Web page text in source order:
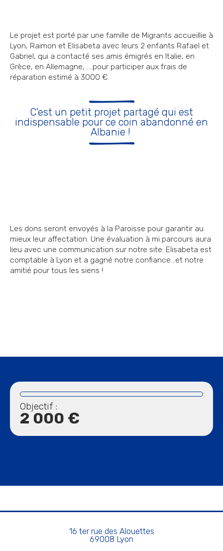
Objectif :
2 000 €
Le projet est porté par une famille de Migrants accueillie à
Lyon, Raimon et Elisabeta avec leurs 2 enfants Rafael et
Gabriel, qui a contacté ses amis émigrés en Italie, en
Grèce, en Allemagne, ....pour participer aux frais de
réparation estimé à 3000 €.
C'est un petit projet partagé qui est
indispensable pour ce coin abandonné en
Albanie !
Les dons seront envoyés à la Paroisse pour garantir au
mieux leur affectation. Une évaluation à mi parcours aura
lieu avec une communication sur notre site. Elisabeta est
comptable à Lyon et a gagné notre confiance...et notre
amitié pour tous les siens !
16 ter rue des Alouettes
69008 Lyon